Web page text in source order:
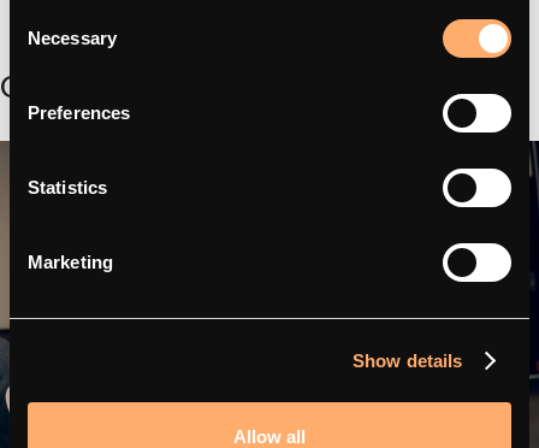
Selection
Necessary
Preferences
Statistics
Marketing
Show details
Allow all
Gerelateerd